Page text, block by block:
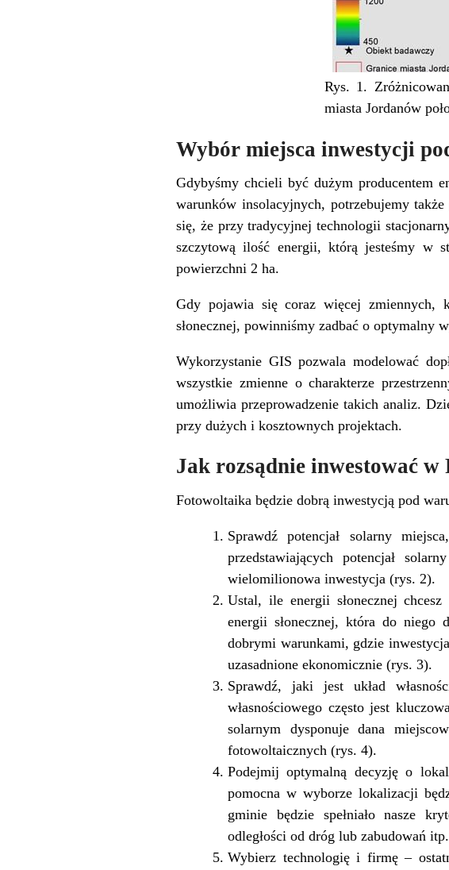
Rys. 1.
miasta Jordanów
Wybór miejsca inwestycji
Gdybyśmy chcieli być dużym producentem
warunków insolacyjnych, potrzebujemy
się, że przy tradycyjnej technologii
szczytową ilość energii, którą jesteśmy w
powierzchni 2 ha.
Gdy pojawia się coraz więcej zmiennych,
słonecznej, powinniśmy zadbać o optymalny
Wykorzystanie GIS pozwala modelować
wszystkie zmienne o charakterze
umożliwia przeprowadzenie takich analiz.
przy dużych i kosztownych projektach.
Jak rozsądnie inwestować w
Fotowoltaika będzie dobrą inwestycją pod
Sprawdź potencjał solarny
przedstawiających potencjał
wielomilionowa inwestycja (rys. 2).
Ustal, ile energii słonecznej
energii słonecznej, która do
dobrymi warunkami, gdzie
uzasadnione ekonomicznie (rys. 3).
Sprawdź, jaki jest układ
własnościowego często jest
solarnym dysponuje dana
fotowoltaicznych (rys. 4).
Podejmij optymalną decyzję o
pomocna w wyborze lokalizacji
gminie będzie spełniało nasze
odległości od dróg lub zabudowań
Wybierz technologię i firmę –